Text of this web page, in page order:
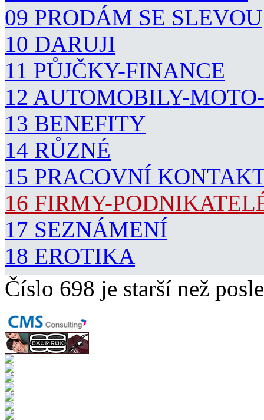
09 PRODÁM SE SLEVOU
10 DARUJI
11 PŮJČKY-FINANCE
12 AUTOMOBILY-
13 BENEFITY
14 RŮZNÉ
15 PRACOVNÍ
16 FIRMY-
17 SEZNÁMENÍ
18 EROTIKA
Číslo 698 je starší než